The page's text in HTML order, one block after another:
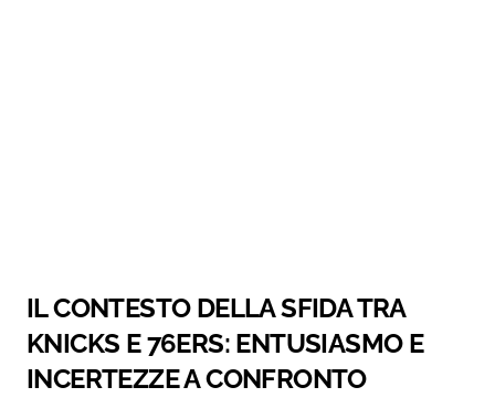
IL CONTESTO DELLA SFIDA TRA
KNICKS E 76ERS: ENTUSIASMO E
INCERTEZZE A CONFRONTO